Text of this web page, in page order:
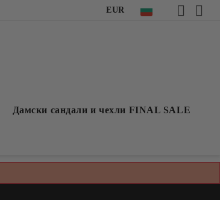
EUR
Дамски сандали и чехли FINAL SALE